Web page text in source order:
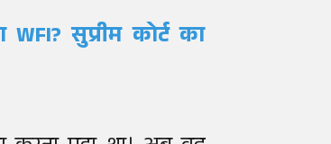
सुप्रीम कोर्ट का